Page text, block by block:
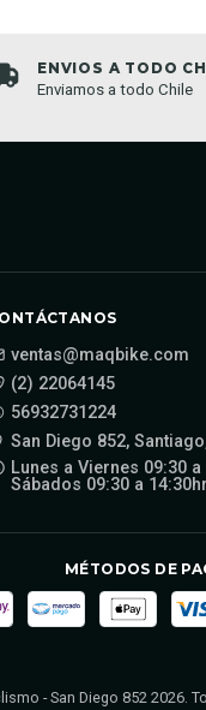
ENVIOS A TODO
Enviamos a todo Chile
ventas@maqbike.com
(2) 22064145
56932731224
San Diego 852,
Lunes a Viernes 09:30
Sábados 09:30 a
MÉTODOS DE
- San Diego 852 2026.